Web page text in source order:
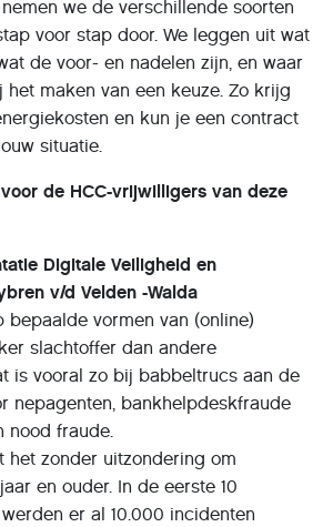
we de verschillende soorten
voor stap door. We leggen uit wat
de voor- en nadelen zijn, en waar
maken van een keuze. Zo krijg
en kun je een contract
situatie.
de HCC-vrijwilligers van deze
Digitale Veiligheid en
v/d Velden -Walda
bepaalde vormen van (online)
slachtoffer dan andere
is vooral zo bij babbeltrucs aan de
nepagenten, bankhelpdeskfraude
nood fraude.
het zonder uitzondering om
en ouder. In de eerste 10
er al 10.000 incidenten